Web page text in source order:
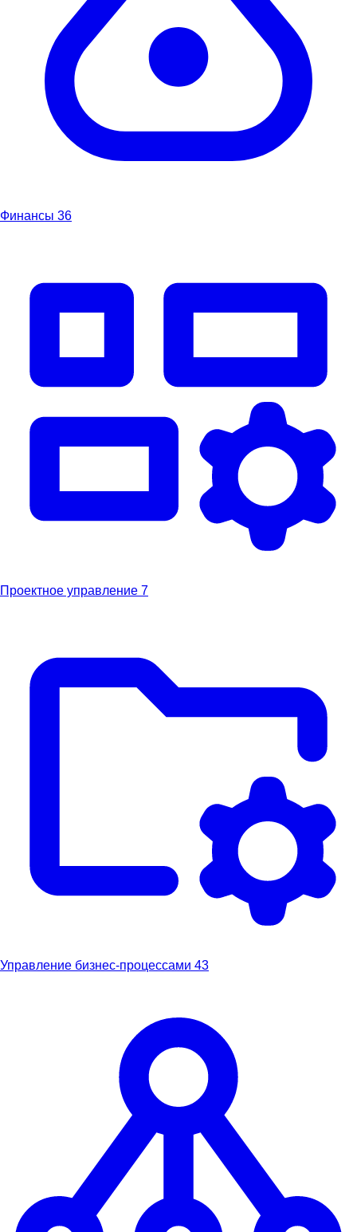
Финансы 36
Проектное управление 7
Управление бизнес-процессами 43